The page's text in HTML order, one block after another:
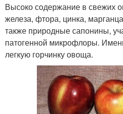
Высоко содержание в свежих
железа, фтора, цинка,
также природные сапонины,
патогенной микрофлоры.
легкую горчинку овоща.